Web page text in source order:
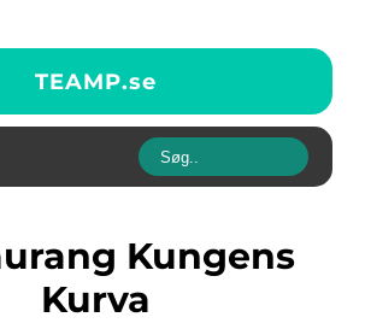
TEAMP.se
Kurva